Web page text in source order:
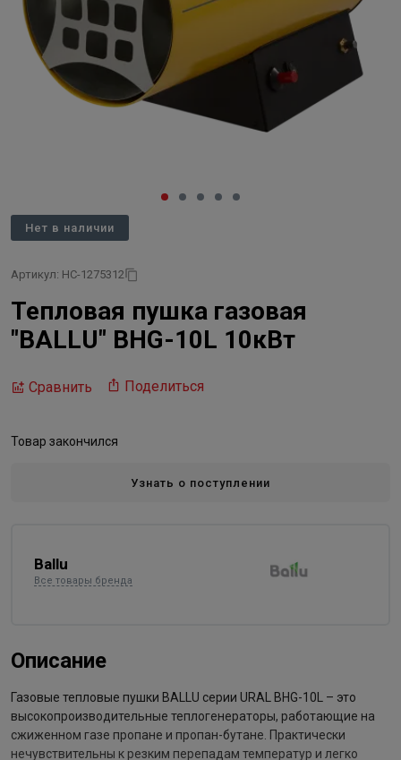
Нет в наличии
Артикул: НС-1275312
Тепловая пушка газовая
"BALLU" BHG-10L 10кВт
Сравнить Поделиться
Товар закончился
Узнать о поступлении
Ballu
Все товары бренда
Описание
Газовые тепловые пушки BALLU серии URAL BHG-10L – это
высокопроизводительные теплогенераторы, работающие на
сжиженном газе пропане и пропан-бутане. Практически
нечувствительны к резким перепадам температур и легко